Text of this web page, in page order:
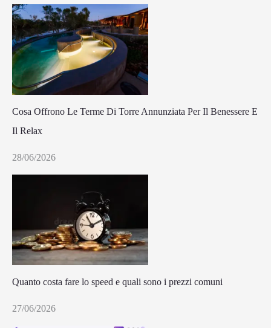
Cosa Offrono Le Terme Di Torre Annunziata Per Il Benessere E
Il Relax
28/06/2026
Quanto costa fare lo speed e quali sono i prezzi comuni
27/06/2026